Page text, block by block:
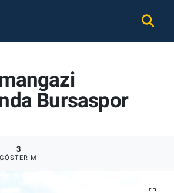
Bursaspor
3
GÖSTERIM
Durumu ve Fikstür